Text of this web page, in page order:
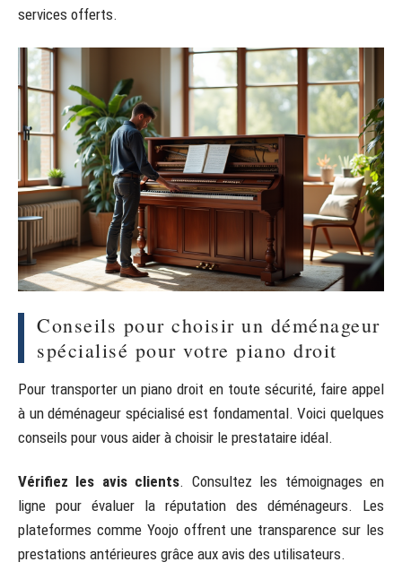
services offerts.
Conseils pour choisir un déménageur
spécialisé pour votre piano droit
Pour transporter un piano droit en toute sécurité, faire appel
à un déménageur spécialisé est fondamental. Voici quelques
conseils pour vous aider à choisir le prestataire idéal.
Vérifiez les avis clients. Consultez les témoignages en
ligne pour évaluer la réputation des déménageurs. Les
plateformes comme Yoojo offrent une transparence sur les
prestations antérieures grâce aux avis des utilisateurs.